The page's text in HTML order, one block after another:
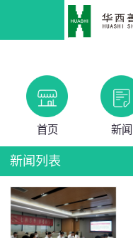
首页 新闻
新闻列表